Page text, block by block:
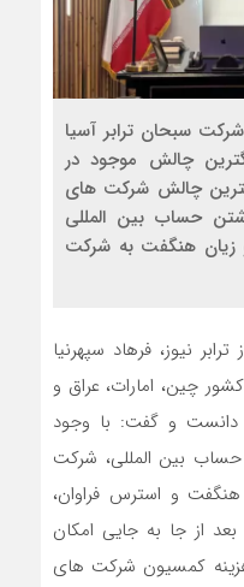
سبحان ترابر آسیا
چالش موجود در
چالش شرکت های
حساب بین المللی
هنگفت به شرکت
نیوز، فرهاد سپهرنیا
چین، امارات، عراق و
دانست و گفت: با وجود
حساب بین المللی، شرکت
و استرس فراوان،
از جا به جایی امکان
کمسیون شرکت های